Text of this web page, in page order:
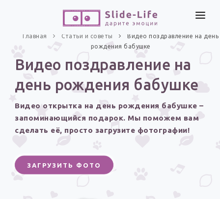
СОЗДАТЬ ВИДЕО
ПО ФОРМАТУ
Открытки
ПРАЗДНИКИ
ИНСТРУМЕНТЫ
ТЕКСТЫ И ИДЕИ
ОТЗЫВЫ
Видео поздравление на
день рождения бабушке
Видео открытка на день рождения бабушке –
запоминающийся подарок. Мы поможем вам
сделать её, просто загрузите фотографии!
ЗАГРУЗИТЬ ФОТО
Главная Статьи и советы
Видео поздравление на день
рождения бабушке